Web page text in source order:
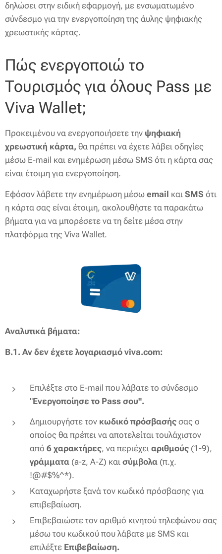
δηλώσει στην ειδική εφαρμογή, με ενσωματωμένο
σύνδεσμο για την ενεργοποίηση της άυλης ψηφιακής
χρεωστικής κάρτας.
Πώς ενεργοποιώ το
Τουρισμός για όλους Pass με
Viva Wallet;
​Προκειμένου να ενεργοποιήσετε την ψηφιακή
χρεωστική κάρτα, θα πρέπει να έχετε λάβει οδηγίες
μέσω E-mail και ενημέρωση μέσω SMS ότι η κάρτα σας
είναι έτοιμη για ενεργοποίηση.
Εφόσον λάβετε την ενημέρωση μέσω email και SMS ότι
η κάρτα σας είναι έτοιμη, ακολουθήστε τα παρακάτω
βήματα για να μπορέσετε να τη δείτε μέσα στην
πλατφόρμα της Viva Wallet.
Αναλυτικά βήματα:
Β.1. Αν δεν έχετε λογαριασμό viva.com:
Επιλέξτε στο E-mail που λάβατε το σύνδεσμο
"Ενεργοποίησε το Pass σου".
Δημιουργήστε τον κωδικό πρόσβασής σας ο
οποίος θα πρέπει να αποτελείται τουλάχιστον
από 6 χαρακτήρες, να περιέχει αριθμούς (1-9),
γράμματα (a-z, A-Z) και σύμβολα (π.χ.
!@#$%^*).
Καταχωρήστε ξανά τον κωδικό πρόσβασης για
επιβεβαίωση.
Επιβεβαιώστε τον αριθμό κινητού τηλεφώνου σας
μέσω του κωδικού που λάβατε με SMS και
επιλέξτε Επιβεβαίωση.